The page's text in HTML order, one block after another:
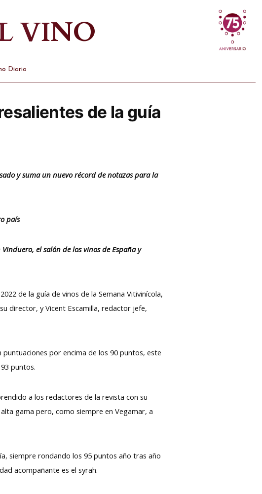
VINO
Diario
de la guía
y suma un nuevo récord de notazas para la
país
el salón de los vinos de España y
de la guía de vinos de la Semana Vitivinícola,
director, y Vicent Escamilla, redactor jefe,
por encima de los 90 puntos, este
puntos.
a los redactores de la revista con su
gama pero, como siempre en Vegamar, a
siempre rondando los 95 puntos año tras año
acompañante es el syrah.